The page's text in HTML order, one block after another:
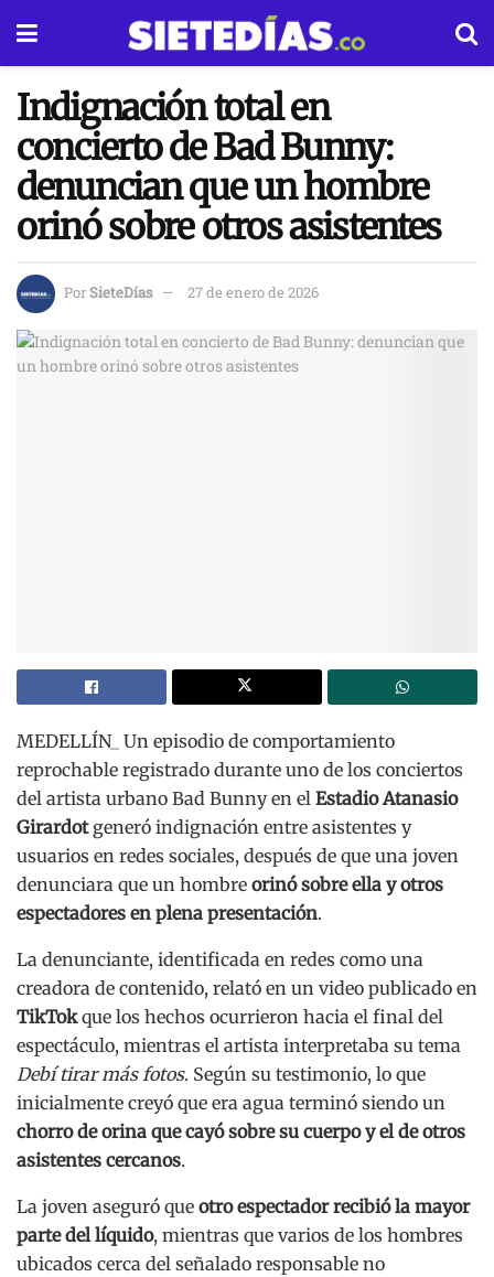
Indignación total en
concierto de Bad Bunny:
denuncian que un hombre
orinó sobre otros asistentes
PorSieteDías 27 de enero de 2026
MEDELLÍN_ Un episodio de comportamiento
reprochable registrado durante uno de los conciertos
del artista urbano Bad Bunny en el Estadio Atanasio
Girardotgeneró indignación entre asistentes y
usuarios en redes sociales, después de que una joven
denunciara que un hombre orinó sobre ella y otros
espectadores en plena presentación.
La denunciante, identificada en redes como una
creadora de contenido, relató en un video publicado en
TikTokque los hechos ocurrieron hacia el final del
espectáculo, mientras el artista interpretaba su tema
Debí tirar más fotos. Según su testimonio, lo que
inicialmente creyó que era agua terminó siendo un
chorro de orina que cayó sobre su cuerpo y el de otros
asistentes cercanos.
La joven aseguró que otro espectador recibió la mayor
parte del líquido, mientras que varios de los hombres
ubicados cerca del señalado responsable no